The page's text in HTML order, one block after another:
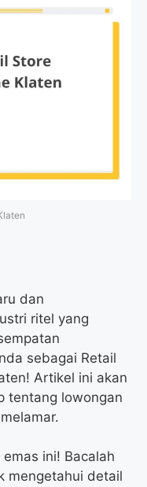
dan
ritel yang
sebagai Retail
Artikel ini akan
tentang lowongan
ini! Bacalah
mengetahui detail